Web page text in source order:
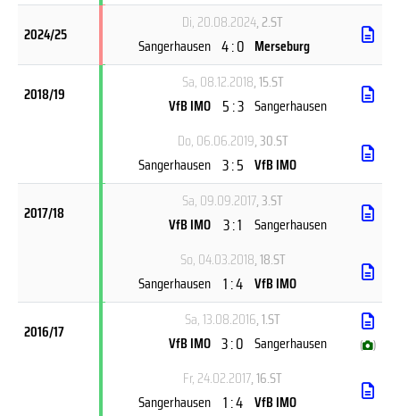
2024/25
Di, 20.08.2024, 2.ST
Sangerhausen 4 : 0 Merseburg
2018/19
Sa, 08.12.2018, 15.ST
VfB IMO 5 : 3 Sangerhausen
Do, 06.06.2019, 30.ST
Sangerhausen 3 : 5 VfB IMO
2017/18
Sa, 09.09.2017, 3.ST
VfB IMO 3 : 1 Sangerhausen
So, 04.03.2018, 18.ST
Sangerhausen 1 : 4 VfB IMO
2016/17
Sa, 13.08.2016, 1.ST
VfB IMO 3 : 0 Sangerhausen ( )
Fr, 24.02.2017, 16.ST
Sangerhausen 1 : 4 VfB IMO